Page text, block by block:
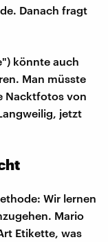
Danach fragt
könnte auch
Man müsste
Nacktfotos von
jetzt
Wir lernen
Mario
Etikette, was